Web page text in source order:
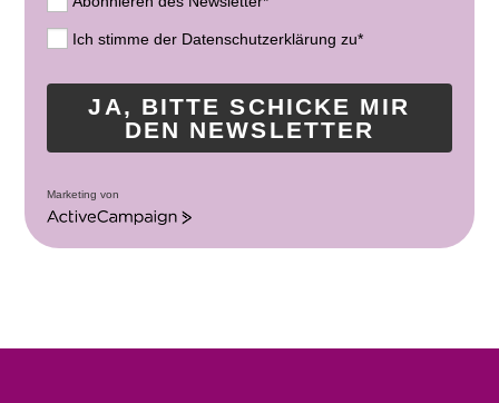
Ich stimme der Datenschutzerklärung zu*
JA, BITTE SCHICKE MIR
DEN NEWSLETTER
Marketing von
A